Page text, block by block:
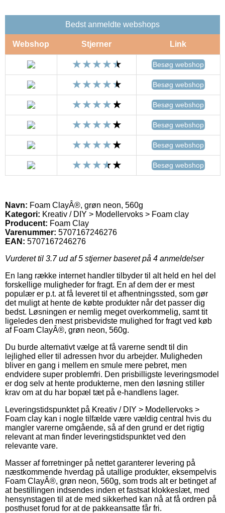
Bedst anmeldte webshops
Webshop Stjerner Link
Besøg webshop
Besøg webshop
Besøg webshop
Besøg webshop
Besøg webshop
Besøg webshop
Navn: Foam ClayÂ®, grøn neon, 560g
Kategori: Kreativ / DIY > Modellervoks > Foam clay
Producent: Foam Clay
Varenummer: 5707167246276
EAN: 5707167246276
Vurderet til 3.7ud af 5 stjerner baseret på 4 anmeldelser
En lang række internet handler tilbyder til alt held en hel del
forskellige muligheder for fragt. En af dem der er mest
populær er p.t. at få leveret til et afhentningssted, som gør
det muligt at hente de købte produkter når det passer dig
bedst. Løsningen er nemlig meget overkommelig, samt tit
ligeledes den mest prisbevidste mulighed for fragt ved køb
af Foam ClayÂ®, grøn neon, 560g.
Du burde alternativt vælge at få varerne sendt til din
lejlighed eller til adressen hvor du arbejder. Muligheden
bliver en gang i mellem en smule mere pebret, men
endvidere super problemfri. Den prisbilligste leveringsmodel
er dog selv at hente produkterne, men den løsning stiller
krav om at du har bopæl tæt på e-handlens lager.
Leveringstidspunktet på Kreativ / DIY > Modellervoks >
Foam clay kan i nogle tilfælde være vældig central hvis du
mangler varerne omgående, så af den grund er det rigtig
relevant at man finder leveringstidspunktet ved den
relevante vare.
Masser af forretninger på nettet garanterer levering på
næstkommende hverdag på utallige produkter, eksempelvis
Foam ClayÂ®, grøn neon, 560g, som trods alt er betinget af
at bestillingen indsendes inden et fastsat klokkeslæt, med
hensynstagen til at de med sikkerhed kan nå at få ordren på
posthuset forud for at de pakkeansatte får fri.